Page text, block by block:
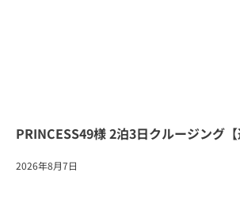
PRINCESS49様 2泊3日クルージング【
2026年8月7日